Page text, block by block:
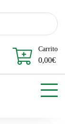
Carrito
0,00€